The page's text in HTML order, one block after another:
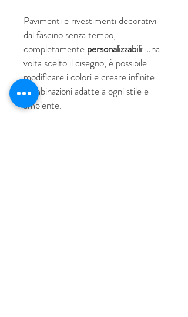
Pavimenti e rivestimenti decorativi
dal fascino senza tempo,
completamente personalizzabili: una
volta scelto il disegno, è possibile
modificare i colori e creare infinite
combinazioni adatte a ogni stile e
ambiente.